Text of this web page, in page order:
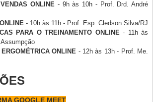
ONLINE - 9h às 10h - Prof. Drd. André
- 10h às 11h - Prof. Esp. Cledson Silva/RJ
PARA O TREINAMENTO ONLINE- 11h às
ONLINE - 12h às 13h - Prof. Me.
GOOGLE MEET